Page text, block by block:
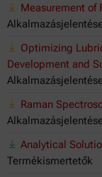
Measurement of
Optimizing
Development and
Raman
Analytical
Termékismertetők